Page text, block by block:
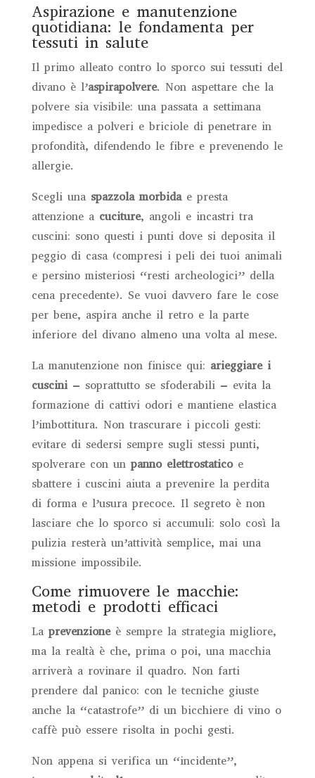
Aspirazione e manutenzione
quotidiana: le fondamenta per
tessuti in salute
Il primo alleato contro lo sporco sui tessuti del
divano è l’aspirapolvere. Non aspettare che la
polvere sia visibile: una passata a settimana
impedisce a polveri e briciole di penetrare in
profondità, difendendo le fibre e prevenendo le
allergie.
Scegli una spazzola morbidae presta
attenzione a cuciture, angoli e incastri tra
cuscini: sono questi i punti dove si deposita il
peggio di casa (compresi i peli dei tuoi animali
e persino misteriosi “resti archeologici” della
cena precedente). Se vuoi davvero fare le cose
per bene, aspira anche il retro e la parte
inferiore del divano almeno una volta al mese.
La manutenzione non finisce qui: arieggiare i
cuscini– soprattutto se sfoderabili – evita la
formazione di cattivi odori e mantiene elastica
l’imbottitura. Non trascurare i piccoli gesti:
evitare di sedersi sempre sugli stessi punti,
spolverare con un panno elettrostaticoe
sbattere i cuscini aiuta a prevenire la perdita
di forma e l’usura precoce. Il segreto è non
lasciare che lo sporco si accumuli: solo così la
pulizia resterà un’attività semplice, mai una
missione impossibile.
Come rimuovere le macchie:
metodi e prodotti efficaci
La prevenzioneè sempre la strategia migliore,
ma la realtà è che, prima o poi, una macchia
arriverà a rovinare il quadro. Non farti
prendere dal panico: con le tecniche giuste
anche la “catastrofe” di un bicchiere di vino o
caffè può essere risolta in pochi gesti.
Non appena si verifica un “incidente”,